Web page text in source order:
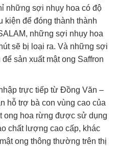
những sợi nhụy hoa có độ
kiện để đóng thành thành
những sợi nhụy hoa
sẽ bị loại ra. Và những sợi
sản xuất mật ong Saffron
trực tiếp từ Đồng Văn –
hỗ trợ bà con vùng cao của
ong hoa rừng được sử dụng
chất lượng cao cấp, khác
ong thông thường trên thị